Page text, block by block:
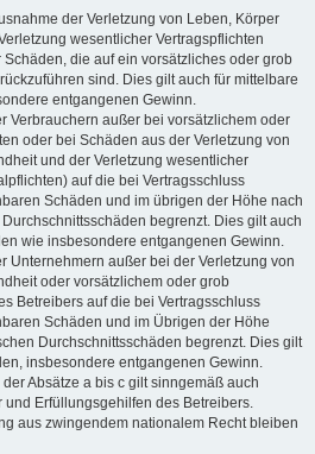
der Verletzung von Leben, Körper
wesentlicher Vertragspflichten
die auf ein vorsätzliches oder grob
sind. Dies gilt auch für mittelbare
entgangenen Gewinn.
Verbrauchern außer bei vorsätzlichem oder
oder bei Schäden aus der Verletzung von
und der Verletzung wesentlicher
auf die bei Vertragsschluss
Schäden und im übrigen der Höhe nach
begrenzt. Dies gilt auch
wie insbesondere entgangenen Gewinn.
Unternehmern außer bei der Verletzung von
oder vorsätzlichem oder grob
Betreibers auf die bei Vertragsschluss
Schäden und im Übrigen der Höhe
Durchschnittsschäden begrenzt. Dies gilt
insbesondere entgangenen Gewinn.
Absätze a bis c gilt sinngemäß auch
und Erfüllungsgehilfen des Betreibers.
aus zwingendem nationalem Recht bleiben